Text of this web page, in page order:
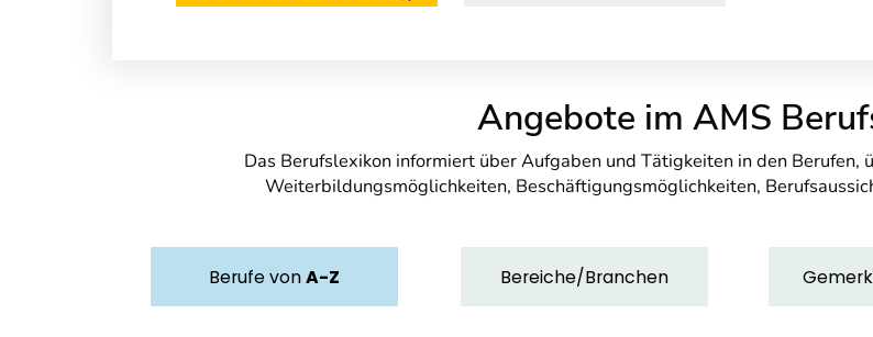
Angebote im AMS
Das Berufslexikon informiert über Aufgaben und Tätigkeiten in den
Weiterbildungsmöglichkeiten, Beschäftigungsmöglichkeiten,
BerufevonA-Z Bereiche/Branchen